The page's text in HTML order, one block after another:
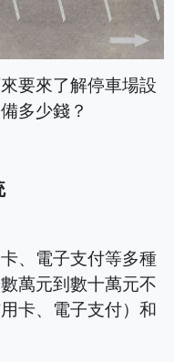
要來了解停車場設
多少錢？
、電子支付等多種
萬元到數十萬元不
卡、電子支付）和